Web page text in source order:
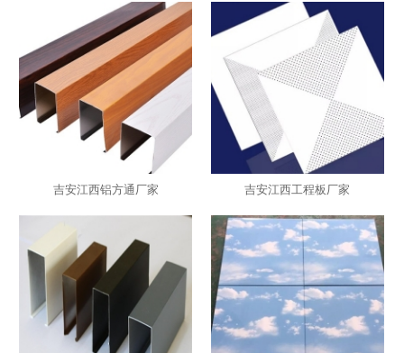
吉安江西铝方通厂家 吉安江西工程板厂家